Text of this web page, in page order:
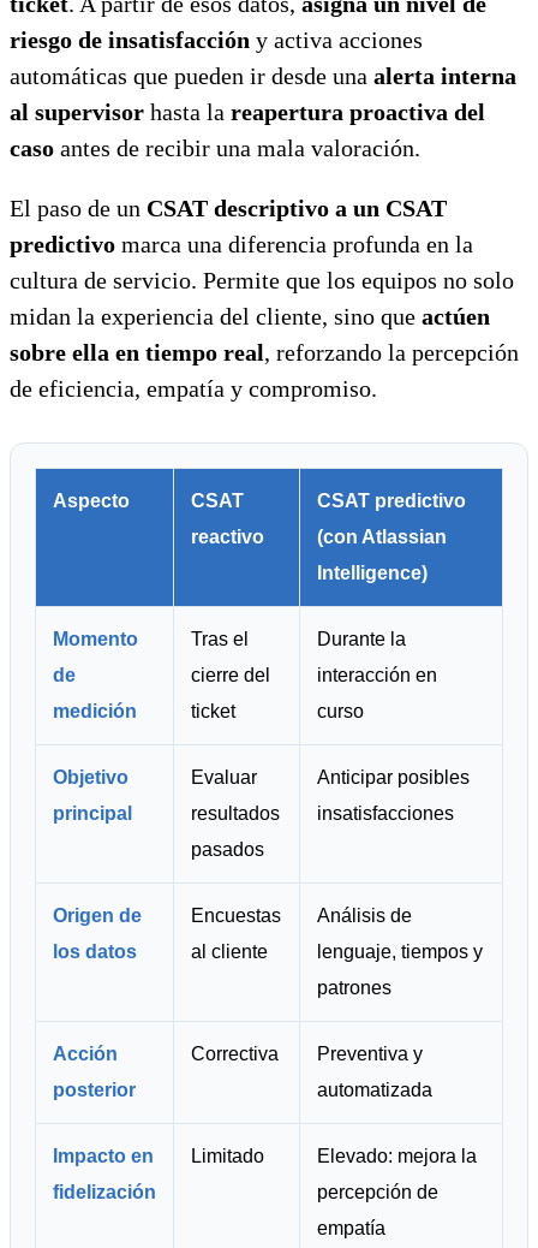
riesgo de insatisfacción y activa acciones
automáticas que pueden ir desde una alerta interna
al supervisor hasta la reapertura proactiva del
caso antes de recibir una mala valoración.
El paso de un CSAT descriptivo a un CSAT
predictivo marca una diferencia profunda en la
cultura de servicio. Permite que los equipos no solo
midan la experiencia del cliente, sino que actúen
sobre ella en tiempo real, reforzando la percepción
de eficiencia, empatía y compromiso.
Aspecto
CSAT
reactivo
CSAT predictivo
(con Atlassian
Intelligence)
Momento
de
medición
Tras el
cierre del
ticket
Durante la
interacción en
curso
Objetivo
principal
Evaluar
resultados
pasados
Anticipar posibles
insatisfacciones
Origen de
los datos
Encuestas
al cliente
Análisis de
lenguaje, tiempos y
patrones
Acción
posterior
Correctiva
Preventiva y
automatizada
Impacto en
fidelización
Limitado
Elevado: mejora la
percepción de
empatía